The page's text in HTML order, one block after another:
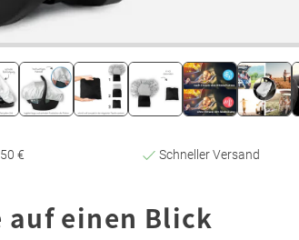
€ Schneller Versand
auf einen Blick